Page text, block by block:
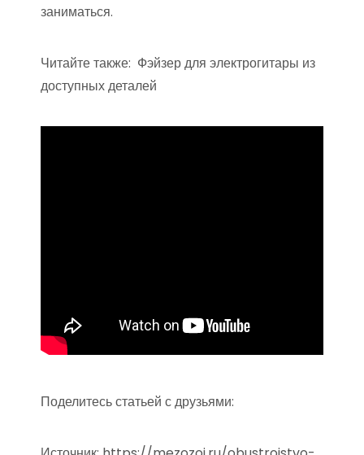
заниматься.
Читайте также: Фэйзер для электрогитары из
доступных деталей
Поделитесь статьей с друзьями: